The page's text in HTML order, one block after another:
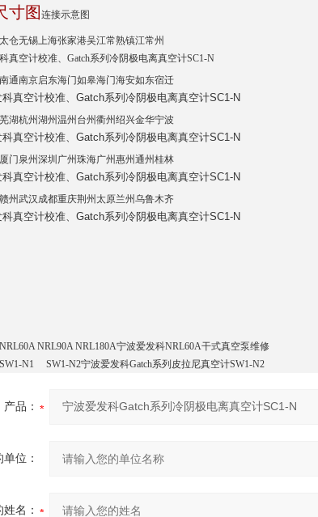
寸图 连接示意图
仓无锡上海张家港吴江常熟镇江常州
真空计校准、Gatch系列冷阴极电离真空计SC1-N
通南京启东海门如皋海门海安如东宿迁
真空计校准、Gatch系列冷阴极电离真空计SC1-N
湖杭州湖州温州台州衢州绍兴金华宁波
真空计校准、Gatch系列冷阴极电离真空计SC1-N
门泉州深圳广州珠海广州惠州通州桂林
真空计校准、Gatch系列冷阴极电离真空计SC1-N
州武汉成都重庆荆州太原兰州乌鲁木齐
真空计校准、Gatch系列冷阴极电离真空计SC1-N
NRL60A NRL90A NRL180A宁波爱发科NRL60A干式真空泵维修
SW1-N1 SW1-N2宁波爱发科Gatch系列皮拉尼真空计SW1-N2
产品：
单位：
姓名：